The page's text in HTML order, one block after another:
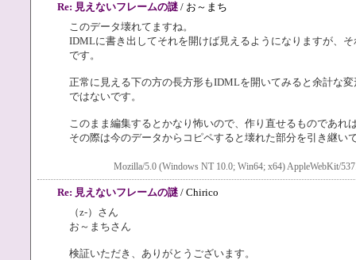
Re: 見えないフレームの謎 / お～まち
このデータ壊れてますね。
IDMLに書き出してそれを開けば見えるようになりますが、
です。
正常に見える下の方の長方形もIDMLを開いてみると余計な
ではないです。
このまま編集するとかなり怖いので、作り直せるものであれ
その際は今のデータからコピペすると壊れた部分を引き継い
Mozilla/5.0 (Windows NT 10.0; Win64; x64) AppleWebKit/
Re: 見えないフレームの謎 / Chirico
（z-）さん
お～まちさん
検証いただき、ありがとうございます。